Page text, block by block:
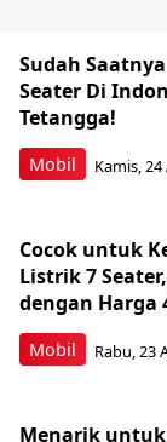
Mobil
Sudah
Seater Di
Tetangga!
Kamis,
Mobil
Cocok untuk
Listrik 7
dengan Harga
Rabu, 23
Menarik